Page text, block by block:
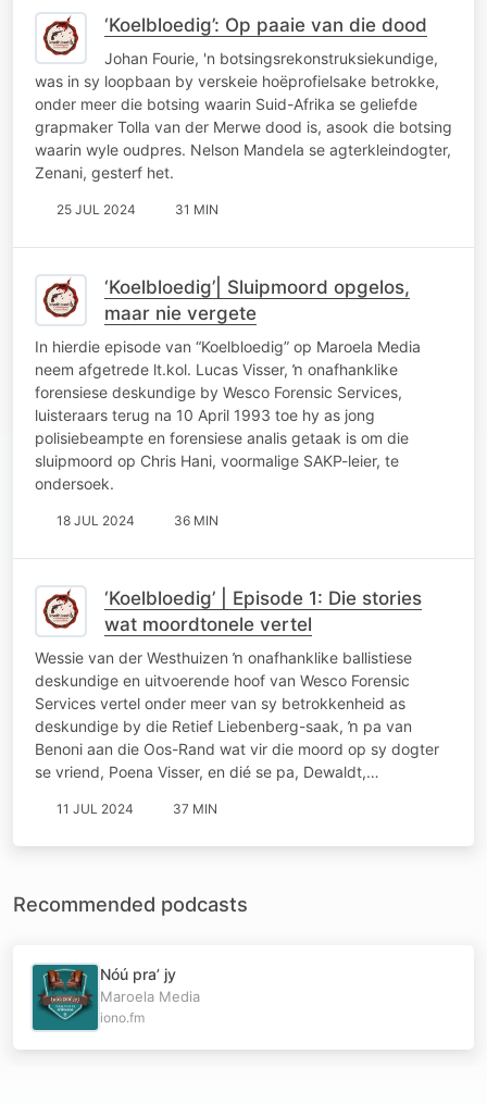
‘Koelbloedig’: Op paaie van die dood
Johan Fourie, 'n botsingsrekonstruksiekundige,
was in sy loopbaan by verskeie hoëprofielsake betrokke,
onder meer die botsing waarin Suid-Afrika se geliefde
grapmaker Tolla van der Merwe dood is, asook die botsing
waarin wyle oudpres. Nelson Mandela se agterkleindogter,
Zenani, gesterf het.
25 JUL 2024 31 MIN
‘Koelbloedig’| Sluipmoord opgelos,
maar nie vergete
In hierdie episode van “Koelbloedig” op Maroela Media
neem afgetrede lt.kol. Lucas Visser, ŉ onafhanklike
forensiese deskundige by Wesco Forensic Services,
luisteraars terug na 10 April 1993 toe hy as jong
polisiebeampte en forensiese analis getaak is om die
sluipmoord op Chris Hani, voormalige SAKP-leier, te
ondersoek.
18 JUL 2024 36 MIN
‘Koelbloedig’ | Episode 1: Die stories
wat moordtonele vertel
Wessie van der Westhuizen ŉ onafhanklike ballistiese
deskundige en uitvoerende hoof van Wesco Forensic
Services vertel onder meer van sy betrokkenheid as
deskundige by die Retief Liebenberg-saak, ŉ pa van
Benoni aan die Oos-Rand wat vir die moord op sy dogter
se vriend, Poena Visser, en dié se pa, Dewaldt,…
11 JUL 2024 37 MIN
Recommended podcasts
Nóú pra’ jy
Maroela Media
iono.fm